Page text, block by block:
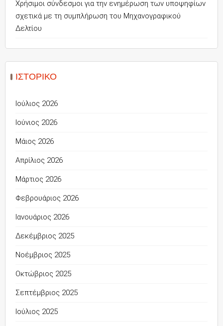
Χρήσιμοι σύνδεσμοι για την ενημέρωση των υποψηφίων
σχετικά με τη συμπλήρωση του Μηχανογραφικού
Δελτίου
ΙΣΤΟΡΙΚΌ
Ιούλιος 2026
Ιούνιος 2026
Μάιος 2026
Απρίλιος 2026
Μάρτιος 2026
Φεβρουάριος 2026
Ιανουάριος 2026
Δεκέμβριος 2025
Νοέμβριος 2025
Οκτώβριος 2025
Σεπτέμβριος 2025
Ιούλιος 2025